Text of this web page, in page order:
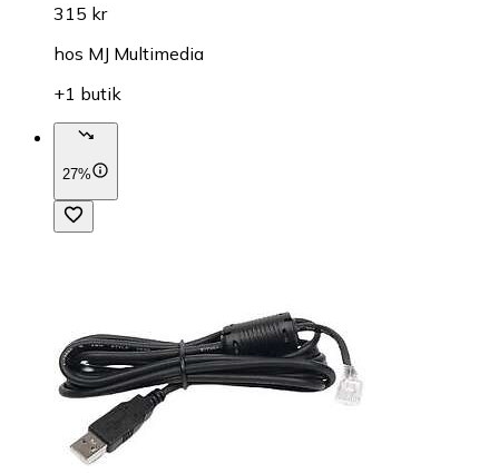
315 kr
hos MJ Multimedia
+1 butik
27%